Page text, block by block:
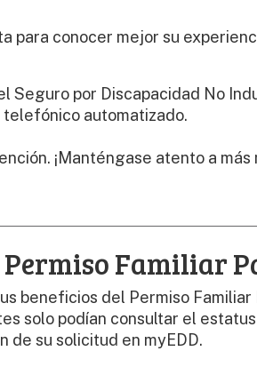
para conocer mejor su
Seguro por Discapacidad No
telefónico automatizado.
¡Manténgase atento a más
Familiar
beneficios del Permiso Familiar
solo podían consultar el
de su solicitud en myEDD.